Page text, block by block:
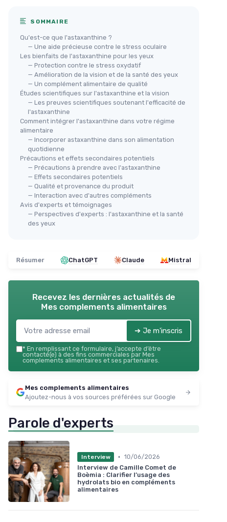
SOMMAIRE
Qu'est-ce que l'astaxanthine ?
— Une aide précieuse contre le stress oculaire
Les bienfaits de l'astaxanthine pour les yeux
— Protection contre le stress oxydatif
— Amélioration de la vision et de la santé des yeux
— Un complément alimentaire de qualité
Études scientifiques sur l'astaxanthine et la vision
— Les preuves scientifiques soutenant l'efficacité de
l'astaxanthine
Comment intégrer l'astaxanthine dans votre régime
alimentaire
— Incorporer astaxanthine dans son alimentation
quotidienne
Précautions et effets secondaires potentiels
— Précautions à prendre avec l'astaxanthine
— Effets secondaires potentiels
— Qualité et provenance du produit
— Interaction avec d'autres compléments
Avis d'experts et témoignages
— Perspectives d'experts : l'astaxanthine et la santé
des yeux
Résumer ChatGPT Claude Mistral
Recevez les dernières actualités de
Mes complements alimentaires
➔ Je m'inscris
* En remplissant ce formulaire, j’accepte d’être
contacté(e) à des fins commerciales par Mes
complements alimentaires et ses partenaires.
Mes complements alimentaires
Ajoutez-nous à vos sources préférées sur Google
Parole d'experts
Interview • 10/06/2026
Interview de Camille Comet de
Boèmia : Clarifier l’usage des
hydrolats bio en compléments
alimentaires